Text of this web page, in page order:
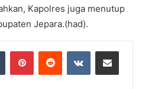
Kapolres juga menutup
Jepara.(had).
Tumblr PinterestReddit VKontakteShare via Email